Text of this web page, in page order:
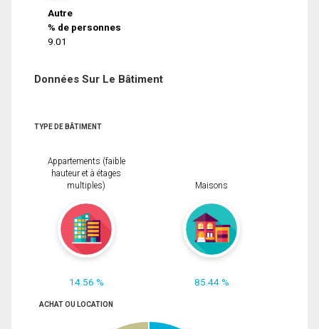
Autre
% de personnes
9.01
Données Sur Le Bâtiment
TYPE DE BÂTIMENT
Appartements (faible
hauteur et à étages
multiples)
14.56 %
Maisons
85.44 %
ACHAT OU LOCATION